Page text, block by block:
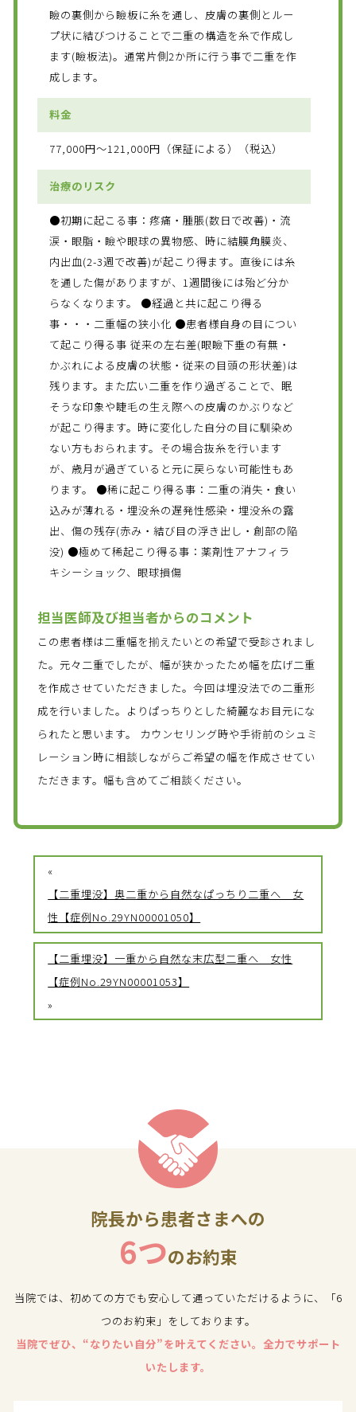
瞼の裏側から瞼板に糸を通し、皮膚の裏側とルー
プ状に結びつけることで二重の構造を糸で作成し
ます(瞼板法)。通常片側2か所に行う事で二重を作
成します。
料金
77,000円～121,000円（保証による）（税込）
治療のリスク
●初期に起こる事：疼痛・腫脹(数日で改善)・流
涙・眼脂・瞼や眼球の異物感、時に結膜角膜炎、
内出血(2-3週で改善)が起こり得ます。直後には糸
を通した傷がありますが、1週間後には殆ど分か
らなくなります。 ●経過と共に起こり得る
事・・・二重幅の狭小化 ●患者様自身の目につい
て起こり得る事 従来の左右差(眼瞼下垂の有無・
かぶれによる皮膚の状態・従来の目頭の形状差)は
残ります。また広い二重を作り過ぎることで、眠
そうな印象や睫毛の生え際への皮膚のかぶりなど
が起こり得ます。時に変化した自分の目に馴染め
ない方もおられます。その場合抜糸を行います
が、歳月が過ぎていると元に戻らない可能性もあ
ります。 ●稀に起こり得る事：二重の消失・食い
込みが薄れる・埋没糸の遅発性感染・埋没糸の露
出、傷の残存(赤み・結び目の浮き出し・創部の陥
没) ●極めて稀起こり得る事：薬剤性アナフィラ
キシーショック、眼球損傷
担当医師及び担当者からのコメント
この患者様は二重幅を揃えたいとの希望で受診されまし
た。元々二重でしたが、幅が狭かったため幅を広げ二重
を作成させていただきました。今回は埋没法での二重形
成を行いました。よりぱっちりとした綺麗なお目元にな
られたと思います。 カウンセリング時や手術前のシュミ
レーション時に相談しながらご希望の幅を作成させてい
ただきます。幅も含めてご相談ください。
«
【二重埋没】奥二重から自然なぱっちり二重へ 女
性【症例No.29YN00001050】
【二重埋没】一重から自然な末広型二重へ 女性
【症例No.29YN00001053】
»
院長から患者さまへの
6つのお約束
当院では、初めての方でも安心して通っていただけるように、「6
つのお約束」をしております。
当院でぜひ、“なりたい自分”を叶えてください。全力でサポート
いたします。